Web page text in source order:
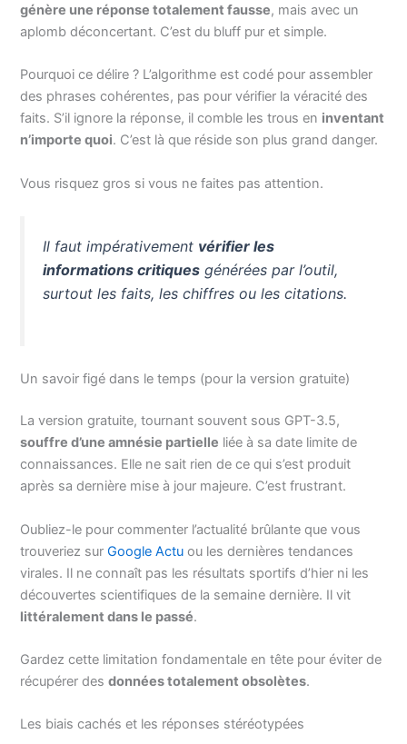
génère une réponse totalement fausse, mais avec un
aplomb déconcertant. C’est du bluff pur et simple.
Pourquoi ce délire ? L’algorithme est codé pour assembler
des phrases cohérentes, pas pour vérifier la véracité des
faits. S’il ignore la réponse, il comble les trous en inventant
n’importe quoi. C’est là que réside son plus grand danger.
Vous risquez gros si vous ne faites pas attention.
Il faut impérativement vérifier les
informations critiques générées par l’outil,
surtout les faits, les chiffres ou les citations.
Un savoir figé dans le temps (pour la version gratuite)
La version gratuite, tournant souvent sous GPT-3.5,
souffre d’une amnésie partielle liée à sa date limite de
connaissances. Elle ne sait rien de ce qui s’est produit
après sa dernière mise à jour majeure. C’est frustrant.
Oubliez-le pour commenter l’actualité brûlante que vous
trouveriez surGoogle Actu ou les dernières tendances
virales. Il ne connaît pas les résultats sportifs d’hier ni les
découvertes scientifiques de la semaine dernière. Il vit
littéralement dans le passé.
Gardez cette limitation fondamentale en tête pour éviter de
récupérer desdonnées totalement obsolètes.
Les biais cachés et les réponses stéréotypées